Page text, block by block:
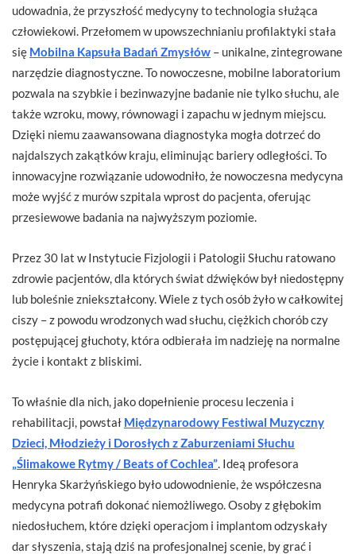
udowadnia, że przyszłość medycyny to technologia służąca
człowiekowi. Przełomem w upowszechnianiu profilaktyki stała
się Mobilna Kapsuła Badań Zmysłów – unikalne, zintegrowane
narzędzie diagnostyczne. To nowoczesne, mobilne laboratorium
pozwala na szybkie i bezinwazyjne badanie nie tylko słuchu, ale
także wzroku, mowy, równowagi i zapachu w jednym miejscu.
Dzięki niemu zaawansowana diagnostyka mogła dotrzeć do
najdalszych zakątków kraju, eliminując bariery odległości. To
innowacyjne rozwiązanie udowodniło, że nowoczesna medycyna
może wyjść z murów szpitala wprost do pacjenta, oferując
przesiewowe badania na najwyższym poziomie.
Przez 30 lat w Instytucie Fizjologii i Patologii Słuchu ratowano
zdrowie pacjentów, dla których świat dźwięków był niedostępny
lub boleśnie zniekształcony. Wiele z tych osób żyło w całkowitej
ciszy – z powodu wrodzonych wad słuchu, ciężkich chorób czy
postępującej głuchoty, która odbierała im nadzieję na normalne
życie i kontakt z bliskimi.
To właśnie dla nich, jako dopełnienie procesu leczenia i
rehabilitacji, powstał Międzynarodowy Festiwal Muzyczny
Dzieci, Młodzieży i Dorosłych z Zaburzeniami Słuchu
„Ślimakowe Rytmy / Beats of Cochlea”. Ideą profesora
Henryka Skarżyńskiego było udowodnienie, że współczesna
medycyna potrafi dokonać niemożliwego. Osoby z głębokim
niedosłuchem, które dzięki operacjom i implantom odzyskały
dar słyszenia, stają dziś na profesjonalnej scenie, by grać i